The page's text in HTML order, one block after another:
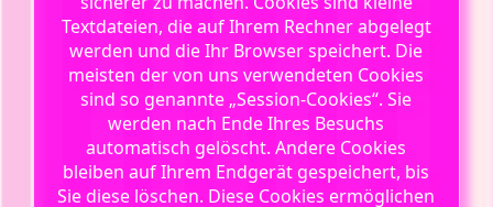
Textdateien, die auf Ihrem Rechner abgelegt
werden und die Ihr Browser speichert. Die
meisten der von uns verwendeten Cookies
sind so genannte „Session-Cookies“. Sie
werden nach Ende Ihres Besuchs
automatisch gelöscht. Andere Cookies
bleiben auf Ihrem Endgerät gespeichert, bis
Sie diese löschen. Diese Cookies ermöglichen